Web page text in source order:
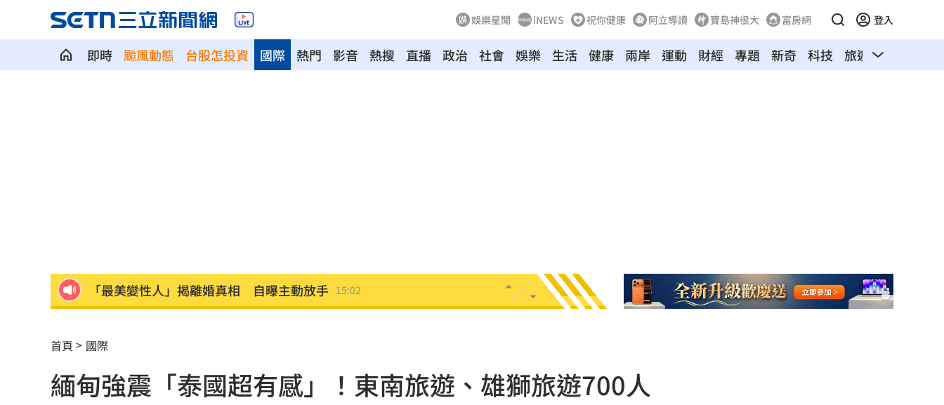
娛樂星聞 iNEWS 祝你健康 阿立導讀 寶島神很大 富房網 登入
即時 颱風動態 台股怎投資 熱門 影音 熱搜 直播 政治 社會 娛樂 生活 健康
國際 兩岸 運動 財經 專題 新奇 科技 旅遊 汽車
「最美變性人」揭離婚真相 自曝主動放手 15:02
結婚契機曝 HAHA「這一句話」讓星認定他
中秋不吃月餅！最黑蛋黃酥、老店蛋捲開搶 14:50
首頁 國際
緬甸強震「泰國超有感」！東南旅遊、雄獅旅遊700人